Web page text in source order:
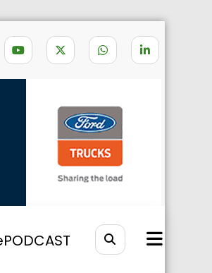
electrict asistenta